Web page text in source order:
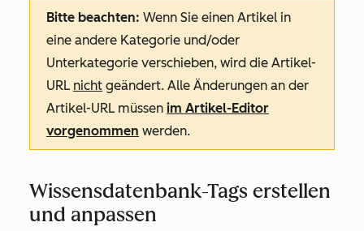
Bitte beachten: Wenn Sie einen Artikel in
eine andere Kategorie und/oder
Unterkategorie verschieben, wird die Artikel-
URL nicht geändert. Alle Änderungen an der
Artikel-URL müssen im Artikel-Editor
vorgenommen werden.
Wissensdatenbank-Tags erstellen
und anpassen